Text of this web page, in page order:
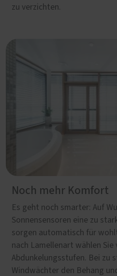
zu verzichten.
Noch mehr Komfort
Es geht noch smarter: Auf
Sonnensensoren eine zu
sorgen automatisch für
nach Lamellenart wählen Sie
Abdunkelungsstufen. Bei zu
Windwächter den Behang